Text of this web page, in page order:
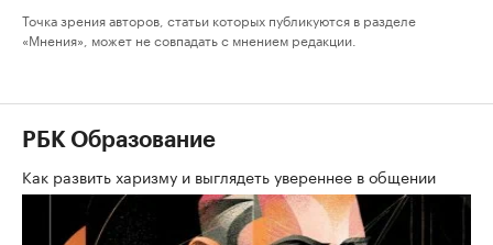
Точка зрения авторов, статьи которых публикуются в разделе
«Мнения», может не совпадать с мнением редакции.
РБК Образование
Как развить харизму и выглядеть увереннее в общении